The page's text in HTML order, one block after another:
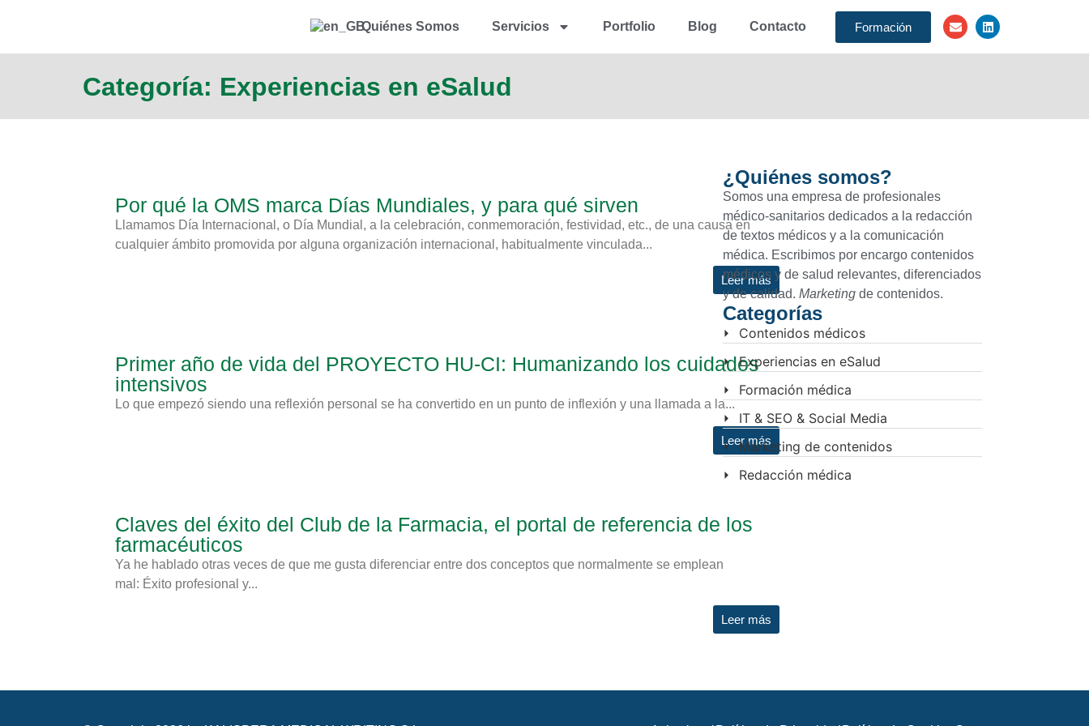
Quiénes Somos Servicios Portfolio Blog Contacto Formación
Categoría: Experiencias en eSalud
Por qué la OMS marca Días Mundiales, y para qué sirven
Llamamos Día Internacional, o Día Mundial, a la celebración, conmemoración, festividad, etc., de una causa en
cualquier ámbito promovida por alguna organización internacional, habitualmente vinculada...
Leer más
Primer año de vida del PROYECTO HU-CI: Humanizando los cuidados
intensivos
Lo que empezó siendo una reflexión personal se ha convertido en un punto de inflexión y una llamada a la...
Leer más
Claves del éxito del Club de la Farmacia, el portal de referencia de los
farmacéuticos
Ya he hablado otras veces de que me gusta diferenciar entre dos conceptos que normalmente se emplean
mal: Éxito profesional y...
Leer más
¿Quiénes somos?
Somos una empresa de profesionales
médico-sanitarios dedicados a la redacción
de textos médicos y a la comunicación
médica. Escribimos por encargo contenidos
médicos y de salud relevantes, diferenciados
y de calidad. Marketingde contenidos.
Categorías
Contenidos médicos
Experiencias en eSalud
Formación médica
IT & SEO & Social Media
Marketing de contenidos
Redacción médica